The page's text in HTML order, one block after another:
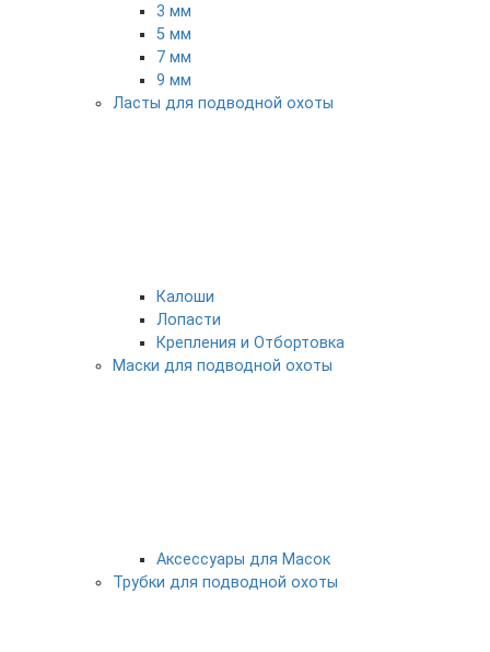
3 мм
5 мм
7 мм
9 мм
Ласты для подводной охоты
Калоши
Лопасти
Крепления и Отбортовка
Маски для подводной охоты
Аксессуары для Масок
Трубки для подводной охоты